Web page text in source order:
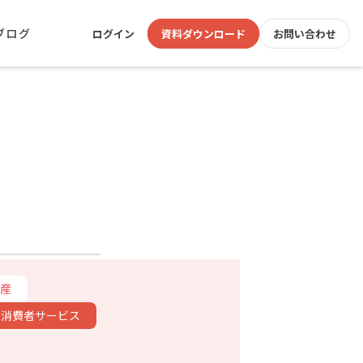
ログ ログイン 資料ダウンロード お問い合わせ
消費者サービス